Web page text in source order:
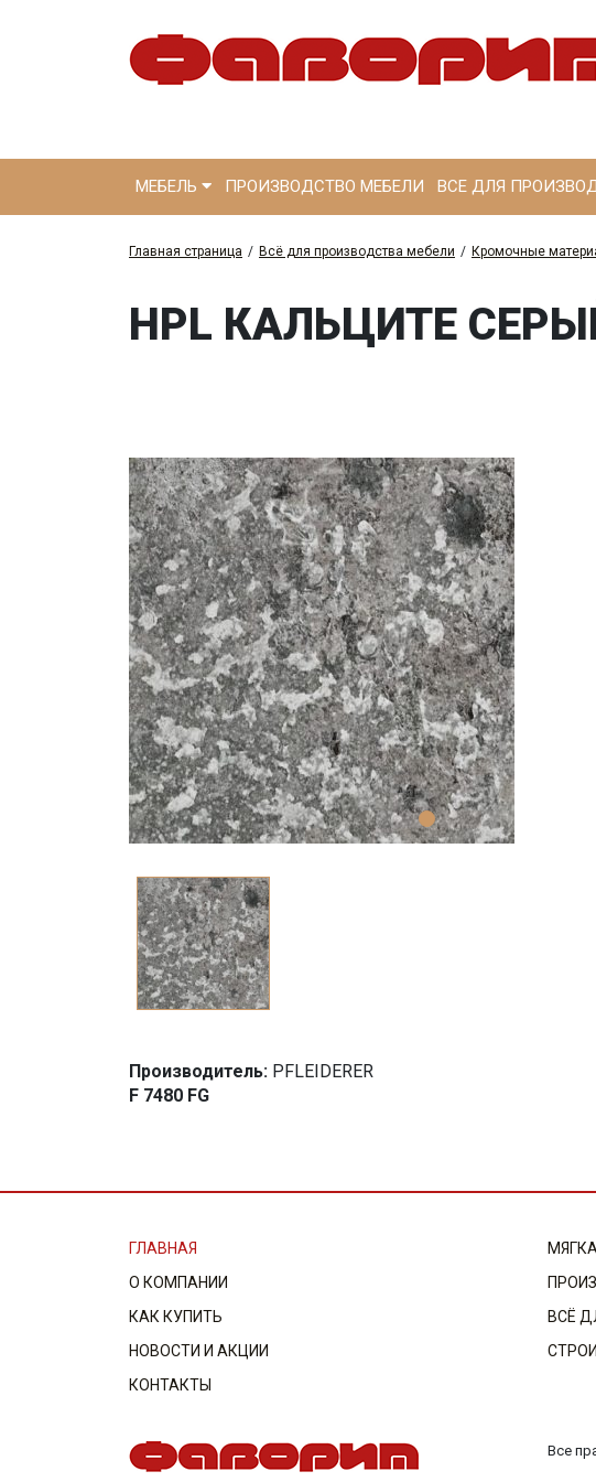
МЕБЕЛЬ ПРОИЗВОДСТВО МЕБЕЛИ ВСЕ ДЛЯ
Главная страница / Всё для производства мебели / Кромочные
HPL КАЛЬЦИТЕ
Производитель: PFLEIDERER
F 7480 FG
ГЛАВНАЯ
О КОМПАНИИ
КАК КУПИТЬ
НОВОСТИ И АКЦИИ
КОНТАКТЫ
ВСЁ
Все